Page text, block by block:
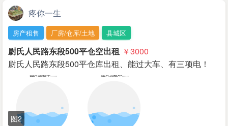
疼你一生
房产租售 厂房/仓库/土地 县城区
尉氏人民路东段500平仓空出租 ￥3000
尉氏人民路东段500平仓库出租、能过大车、有三项电！
图2